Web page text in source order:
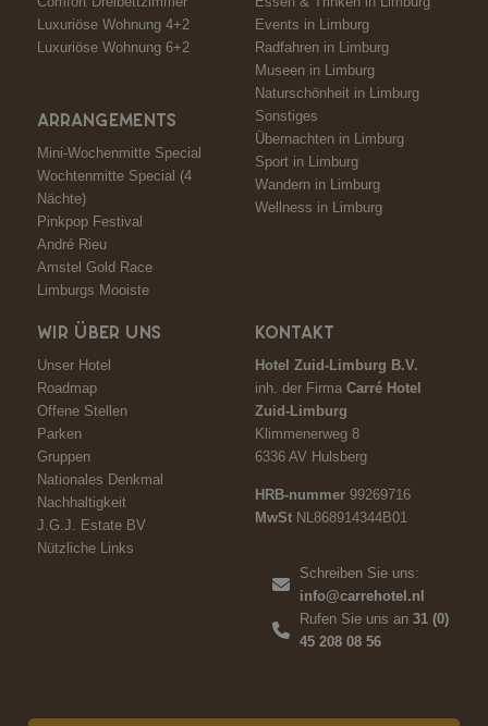
Luxuriöse Wohnung 4+2
Luxuriöse Wohnung 6+2
ARRANGEMENTS
Mini-Wochenmitte Special
Wochtenmitte Special (4
Nächte)
Pinkpop Festival
André Rieu
Amstel Gold Race
Limburgs Mooiste
Events in Limburg
Radfahren in Limburg
Museen in Limburg
Naturschönheit in Limburg
Sonstiges
Übernachten in Limburg
Sport in Limburg
Wandern in Limburg
Wellness in Limburg
WIR ÜBER UNS
Unser Hotel
Roadmap
Offene Stellen
Parken
Gruppen
Nationales Denkmal
Nachhaltigkeit
J.G.J. Estate BV
Nützliche Links
KONTAKT
Hotel Zuid-Limburg B.V.
inh. der Firma Carré Hotel
Zuid-Limburg
Klimmenerweg 8
6336 AV Hulsberg
HRB-nummer 99269716
MwSt NL868914344B01
Schreiben Sie uns:
info@carrehotel.nl
Rufen Sie uns an 31 (0)
45 208 08 56